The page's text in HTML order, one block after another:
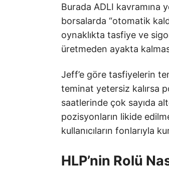
Burada ADLI kavramına
borsalarda “otomatik
oynaklıkta tasfiye ve
üretmeden ayakta
Jeff’e göre tasfiyelerin
teminat yetersiz kalırsa
saatlerinde çok sayıda
pozisyonların likide
kullanıcıların fonlarıyla
HLP’nin Rolü